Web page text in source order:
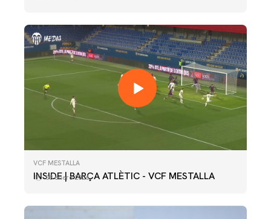
VCF MESTALLA
INSIDE | BARÇA ATLÈTIC - VCF MESTALLA
08 enero 2026